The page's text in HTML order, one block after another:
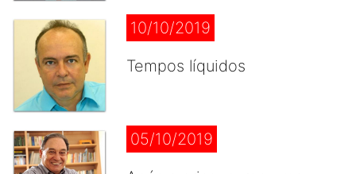
10/10/2019
Tempos líquidos
05/10/2019